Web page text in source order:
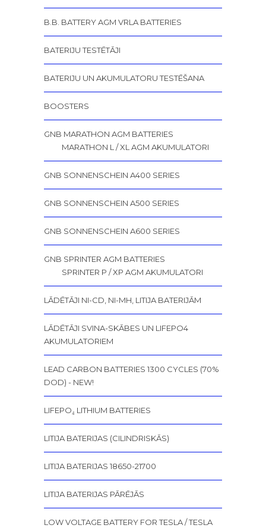
B.B. BATTERY AGM VRLA BATTERIES
BATERIJU TESTĒTĀJI
BATERIJU UN AKUMULATORU TESTĒŠANA
BOOSTERS
GNB MARATHON AGM BATTERIES
MARATHON L / XL AGM AKUMULATORI
GNB SONNENSCHEIN A400 SERIES
GNB SONNENSCHEIN A500 SERIES
GNB SONNENSCHEIN A600 SERIES
GNB SPRINTER AGM BATTERIES
SPRINTER P / XP AGM AKUMULATORI
LĀDĒTĀJI NI-CD, NI-MH, LITIJA BATERIJĀM
LĀDĒTĀJI SVINA-SKĀBES UN LIFEPO4
AKUMULATORIEM
LEAD CARBON BATTERIES 1300 CYCLES (70%
DOD) - NEW!
LIFEPO₄ LITHIUM BATTERIES
LITIJA BATERIJAS (CILINDRISKĀS)
LITIJA BATERIJAS 18650-21700
LITIJA BATERIJAS PĀRĒJĀS
LOW VOLTAGE BATTERY FOR TESLA / TESLA